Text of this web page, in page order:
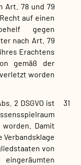
Art. 78 und 79
auf einen
gegen
nach Art. 79
Erachtens
gemäß der
worden
31
2 DSGVO ist
Damit
Verbandsklage
von